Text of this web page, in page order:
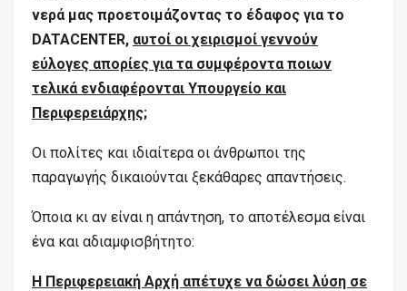
νερά μας προετοιμάζοντας το έδαφος για το
DATACENTER, αυτοί οι χειρισμοί γεννούν
εύλογες απορίες για τα συμφέροντα ποιων
τελικά ενδιαφέρονται Υπουργείο και
Περιφερειάρχης;
Οι πολίτες και ιδιαίτερα οι άνθρωποι της
παραγωγής δικαιούνται ξεκάθαρες απαντήσεις.
Όποια κι αν είναι η απάντηση, το αποτέλεσμα είναι
ένα και αδιαμφισβήτητο:
Η Περιφερειακή Αρχή απέτυχε να δώσει λύση σε